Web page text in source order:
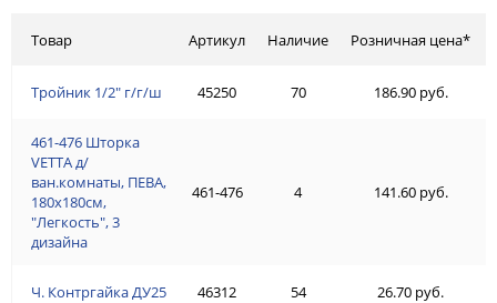
Товар
Тройник 1/2" г/г/ш
461-476 Шторка
VETTA д/
ван.комнаты, ПЕВА,
180x180см,
"Легкость", 3
дизайна
Ч. Контргайка ДУ25
Артикул Наличие Розничная цена*
45250 70 186.90 руб.
461-476 4 141.60 руб.
46312 54 26.70 руб.